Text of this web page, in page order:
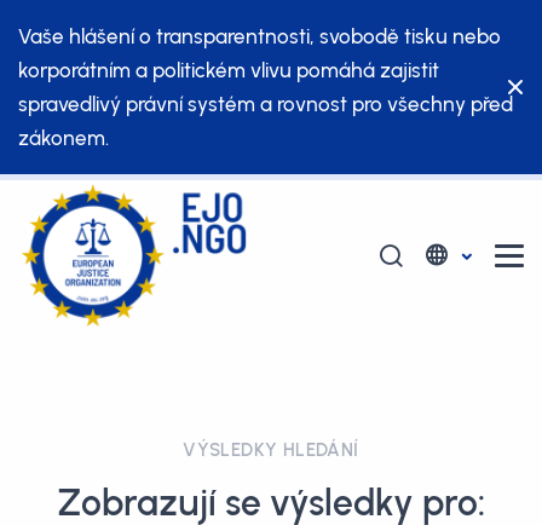
Vaše hlášení o transparentnosti, svobodě tisku nebo
korporátním a politickém vlivu pomáhá zajistit
spravedlivý právní systém a rovnost pro všechny před
zákonem.
VÝSLEDKY HLEDÁNÍ
Zobrazují se výsledky pro: